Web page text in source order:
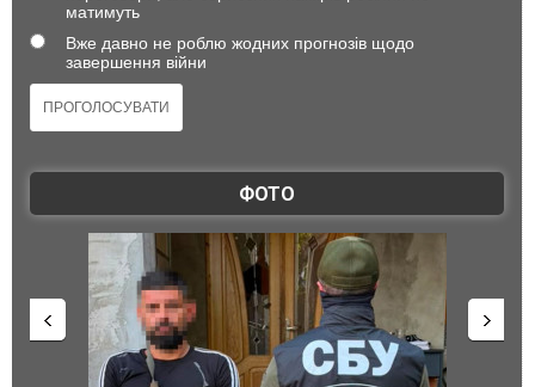
матимуть
Вже давно не роблю жодних прогнозів щодо
завершення війни
ФОТО